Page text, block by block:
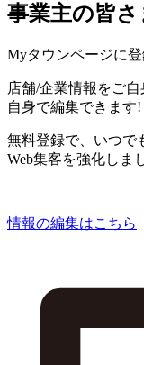
事業主の皆さ
Myタウンページに登
店舗/企業情報をご
自身で編集できます!
無料登録で、いつで
Web集客を強化しま
情報の編集はこちら